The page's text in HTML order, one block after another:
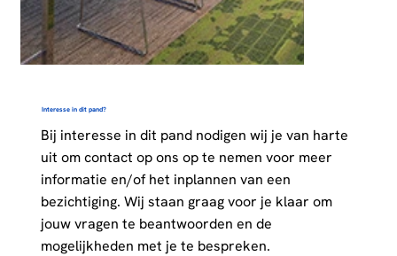
Interesse in dit pand?
Bij interesse in dit pand nodigen wij je van harte
uit om contact op ons op te nemen voor meer
informatie en/of het inplannen van een
bezichtiging. Wij staan graag voor je klaar om
jouw vragen te beantwoorden en de
mogelijkheden met je te bespreken.